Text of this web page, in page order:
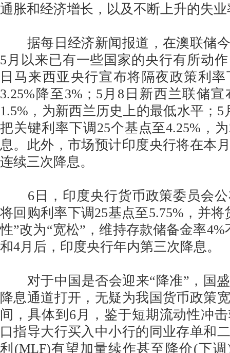
通胀和经济增长，以及不断上升的失
据每日经济新闻报道，在澳联储今
5月以来已有一些国家的央行有所动
日马来西亚央行宣布将隔夜政策利
3.25%降至3%；5月8日新西兰联储
1.5%，为新西兰历史上的最低水平；
把关键利率下调25个基点至4.25%，
息。此外，市场预计印度央行将在本
连续三次降息。
6日，印度央行货币政策委员会公
将回购利率下调25基点至5.75%，并
性”改为“宽松”，维持存款储备金率
和4月后，印度央行年内第三次降息。
对于中国是否会迎来“降准”，国盛
降息通道打开，无疑为我国货币政策
间，具体到6月，鉴于短期流动性冲
口指导大行买入中小行的同业存单和
利(MLF)有望加量续作甚至降价(下